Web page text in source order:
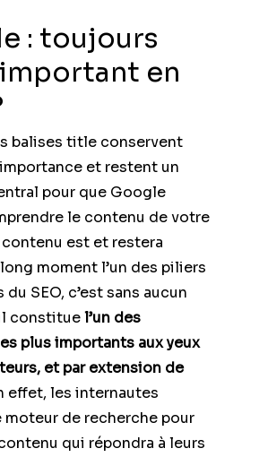
: toujours
en
balises title conservent
et restent un
pour que Google
le contenu de votre
contenu est et restera
moment l’un des piliers
SEO, c’est sans aucun
constituel’un des
plus importants aux yeux
et par extension de
effet, les internautes
de recherche pour
qui répondra à leurs